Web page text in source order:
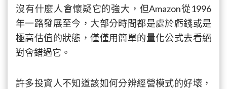
沒有什麼人會懷疑它的強大，但Amazon從1996
年一路發展至今，大部分時間都是處於虧錢或是
極高估值的狀態，僅僅用簡單的量化公式去看絕
對會錯過它。
許多投資人不知道該如何分辨經營模式的好壞，